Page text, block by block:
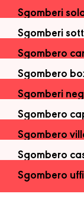
Sgomberi
Sgomberi
Sgombero
Sgombero
Sgomberi
Sgombero
Sgombero
Sgombero
Sgombero